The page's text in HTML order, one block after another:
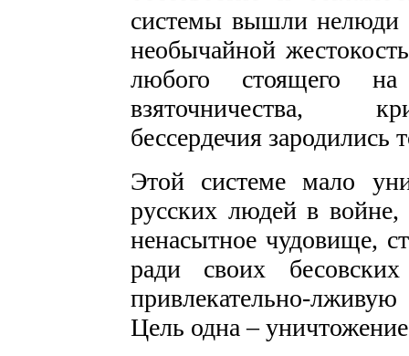
системы вышли нелюди
необычайной
любого стоящего
взяточничества,
бессердечия зародились
Этой системе мало
русских людей в войне,
ненасытное чудовище,
ради своих
привлекательно-
Цель одна –